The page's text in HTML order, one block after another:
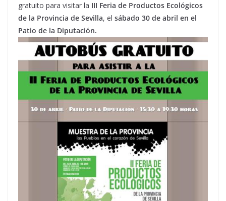
gratuito para visitar la III Feria de Productos Ecológicos
de la Provincia de Sevilla, el sábado 30 de abril en el
Patio de la Diputación.